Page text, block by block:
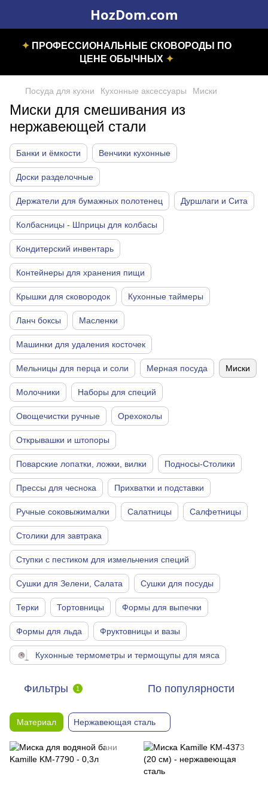
HozDom.com
✦ ПРОФЕССИОНАЛЬНЫЕ СКОВОРОДЫ ПО
ЦЕНЕ ОБЫЧНЫХ ✦
Посуда для кухни Кухонные аксессуары Миски
Миски для смешивания из
нержавеющей стали
Банки и ёмкости Венчики кухонные
Доски разделочные
Держатели для бумажных полотенец Дуршлаги и Сита
Колбасницы - Шприцы для колбасы
Кондитерский инвентарь
Контейнеры для хранения пищи
Крышки для сковородок Кухонные таймеры
Ланч боксы Масленки
Машинки для удаления косточек
Мельницы для перца и соли Мерная посуда Миски
Молочники Наборы для специй
Овощечистки ручные Орехоколы
Открывашки и штопоры
Поварские лопатки, ложки, вилки Подносы-Столики
Прессы для чеснока Прихватки и подставки
Ручные соковыжималки Салатницы Салфетницы
Столики для завтрака
Ступки с пестиком для измельчения специй
Сушки для Зелени, Салата Сушки для посуды
Терки Тортовницы Формы для выпечки
Формы для льда Фруктовницы и вазы
Кухонные термометры и термощупы для мяса
Фильтры 1 По популярности
Материал Нержавеющая сталь